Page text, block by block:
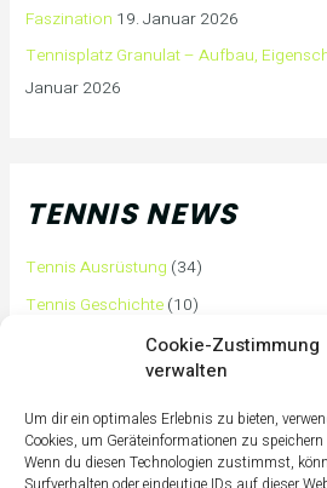
Cookie-Zustimmung
verwalten
Um dir ein optimales Erlebnis zu bieten,
Cookies, um Geräteinformationen zu
Wenn du diesen Technologien zustimmst,
Faszination 19. Januar 2026
Tennisplatz Granulat – Aufbau,
Januar 2026
TENNIS NEWS
Tennis Ausrüstung (34)
Tennis Geschichte (10)
Tennis Tipps und Tricks(63)
(3)
Tennis Training für Anfänger(36)
Tennisass Profis(7)